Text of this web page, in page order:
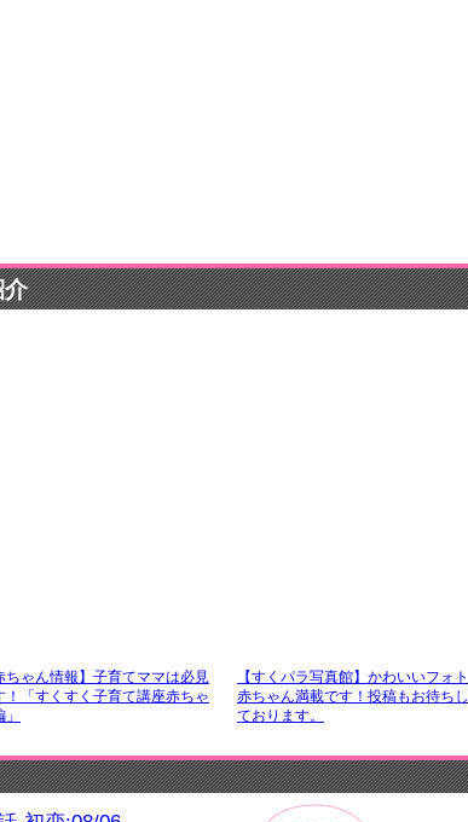
介
ちゃん情報】子育てママは必見
！「すくすく子育て講座赤ちゃ
【すくパラ写真館】かわいいフォト
赤ちゃん満載です！投稿もお待ちし
ております。